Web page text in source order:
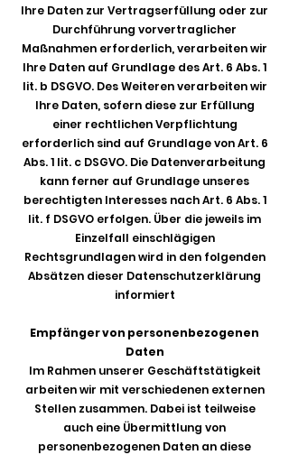
Ihre Daten zur Vertragserfüllung oder zur
Durchführung vorvertraglicher
Maßnahmen erforderlich, verarbeiten wir
Ihre Daten auf Grundlage des Art. 6 Abs. 1
lit. b DSGVO. Des Weiteren verarbeiten wir
Ihre Daten, sofern diese zur Erfüllung
einer rechtlichen Verpflichtung
erforderlich sind auf Grundlage von Art. 6
Abs. 1 lit. c DSGVO. Die Datenverarbeitung
kann ferner auf Grundlage unseres
berechtigten Interesses nach Art. 6 Abs. 1
lit. f DSGVO erfolgen. Über die jeweils im
Einzelfall einschlägigen
Rechtsgrundlagen wird in den folgenden
Absätzen dieser Datenschutzerklärung
informiert
Empfänger von personenbezogenen
Daten
Im Rahmen unserer Geschäftstätigkeit
arbeiten wir mit verschiedenen externen
Stellen zusammen. Dabei ist teilweise
auch eine Übermittlung von
personenbezogenen Daten an diese